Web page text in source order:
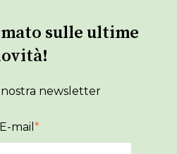
sulle ultime
nostra newsletter
E-mail *